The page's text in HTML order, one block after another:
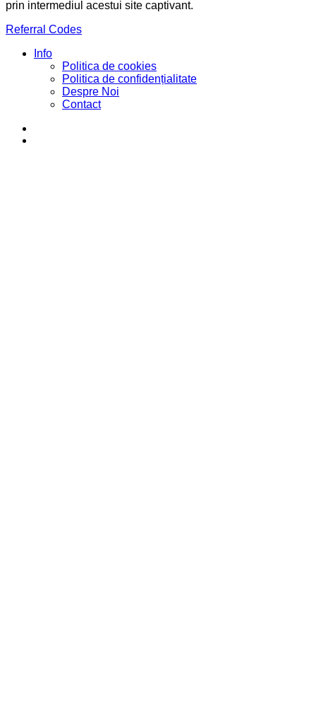
prin intermediul acestui site captivant.
Referral Codes
Info
Politica de cookies
Politica de confidențialitate
Despre Noi
Contact